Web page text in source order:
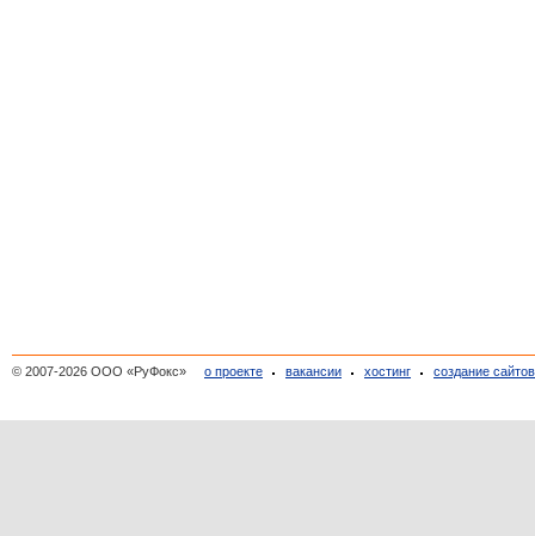
© 2007-2026 ООО «РуФокс» о проекте вакансии хостинг создание сайтов